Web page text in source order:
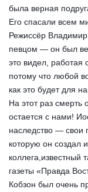
была верная
Его спасали всем
Режиссёр
певцом — он был
это видел, работая
потому что любой
как это будет для
На этот раз
остается с нами!
наследство — свои
которую он создал
коллега,известный
газеты «Правда
Кобзон был очень